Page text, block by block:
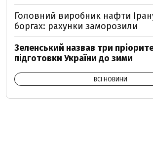
Головний виробник нафти
боргах: рахунки заморозили
Зеленський назвав три
підготовки України до зими
ВСІ НОВИНИ